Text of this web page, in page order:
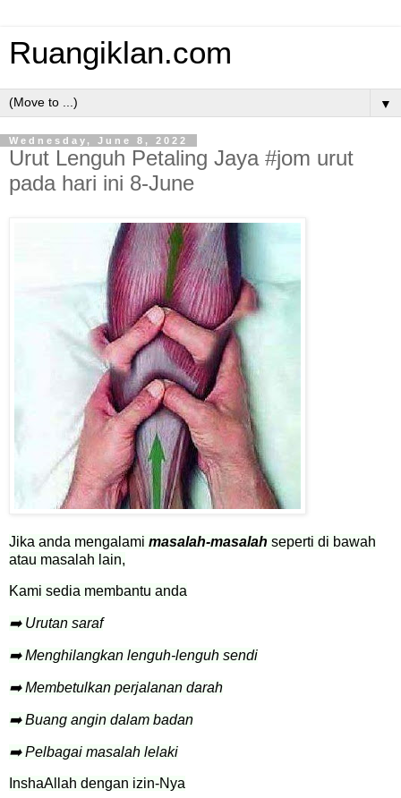
Ruangiklan.com
▼
Wednesday, June 8, 2022
Urut Lenguh Petaling Jaya #jom urut
pada hari ini 8-June
Jika anda mengalami masalah-masalah seperti di bawah
atau masalah lain,
Kami sedia membantu anda
➡️ Urutan saraf
➡️ Menghilangkan lenguh-lenguh sendi
➡️ Membetulkan perjalanan darah
➡️ Buang angin dalam badan
➡️ Pelbagai masalah lelaki
InshaAllah dengan izin-Nya